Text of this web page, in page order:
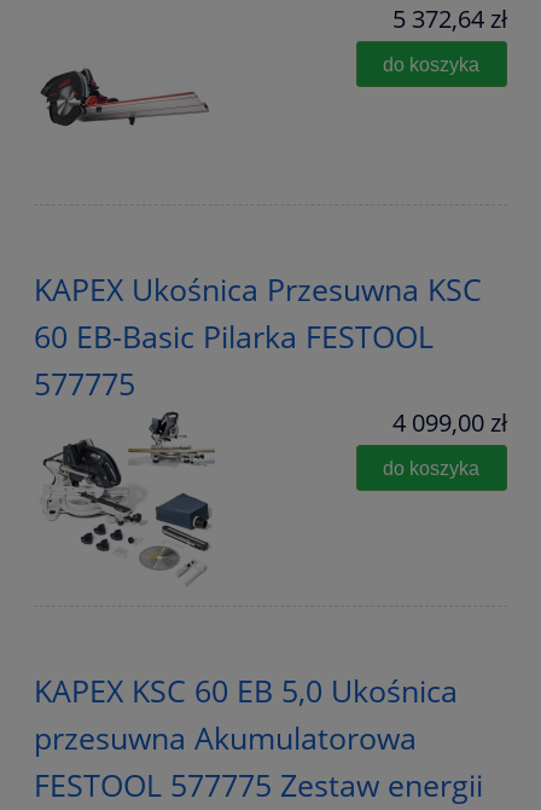
5 372,64 zł
do koszyka
KAPEX Ukośnica Przesuwna KSC
60 EB-Basic Pilarka FESTOOL
577775
4 099,00 zł
do koszyka
KAPEX KSC 60 EB 5,0 Ukośnica
przesuwna Akumulatorowa
FESTOOL 577775 Zestaw energii